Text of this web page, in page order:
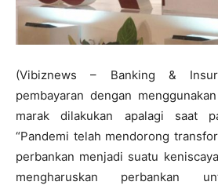
(Vibiznews – Banking &
pembayaran dengan
marak dilakukan apalagi saat
“Pandemi telah mendorong
perbankan menjadi suatu
mengharuskan perbankan